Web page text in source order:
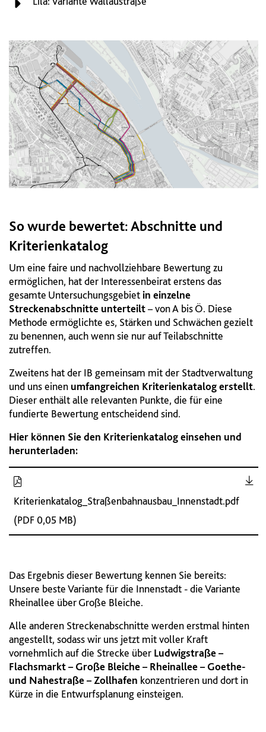
So wurde bewertet: Abschnitte und
Kriterienkatalog
Um eine faire und nachvollziehbare Bewertung zu
ermöglichen, hat der Interessenbeirat erstens das
gesamte Untersuchungsgebietin einzelne
Streckenabschnitte unterteilt– von A bis Ö. Diese
Methode ermöglichte es, Stärken und Schwächen gezielt
zu benennen, auch wenn sie nur auf Teilabschnitte
zutreffen.
Zweitens hat der IB gemeinsam mit der Stadtverwaltung
und uns einen umfangreichen Kriterienkatalog erstellt.
Dieser enthält alle relevanten Punkte, die für eine
fundierte Bewertung entscheidend sind.
Hier können Sie den Kriterienkatalog einsehen und
herunterladen:
Kriterienkatalog_Straßenbahnausbau_Innenstadt.pdf
(PDF 0,05 MB)
Das Ergebnis dieser Bewertung kennen Sie bereits:
Unsere beste Variante für die Innenstadt - die Variante
Rheinallee über Große Bleiche.
Alle anderen Streckenabschnitte werden erstmal hinten
angestellt, sodass wir uns jetzt mit voller Kraft
vornehmlich auf die Strecke über Ludwigstraße –
Flachsmarkt – Große Bleiche – Rheinallee – Goethe-
und Nahestraße – Zollhafen konzentrieren und dort in
Kürze in die Entwurfsplanung einsteigen.